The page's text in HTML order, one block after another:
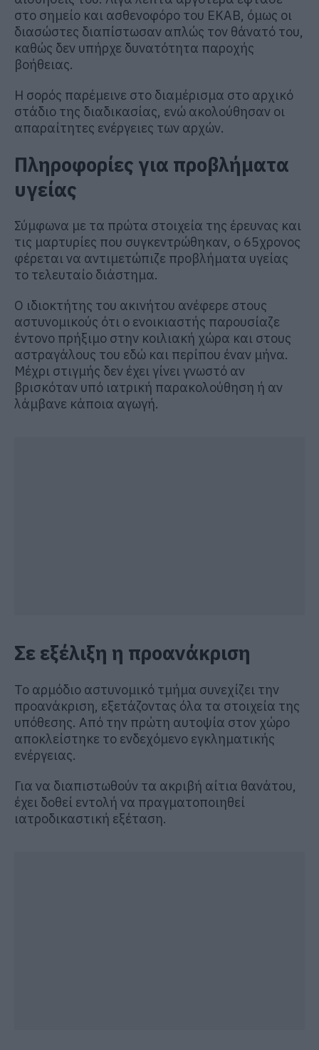
στο σημείο και ασθενοφόρο του ΕΚΑΒ, όμως οι
διασώστες διαπίστωσαν απλώς τον θάνατό του,
καθώς δεν υπήρχε δυνατότητα παροχής
βοήθειας.
Η σορός παρέμεινε στο διαμέρισμα στο αρχικό
στάδιο της διαδικασίας, ενώ ακολούθησαν οι
απαραίτητες ενέργειες των αρχών.
Πληροφορίες για προβλήματα
υγείας
Σύμφωνα με τα πρώτα στοιχεία της έρευνας και
τις μαρτυρίες που συγκεντρώθηκαν, ο 65χρονος
φέρεται να αντιμετώπιζε προβλήματα υγείας
το τελευταίο διάστημα.
Ο ιδιοκτήτης του ακινήτου ανέφερε στους
αστυνομικούς ότι ο ενοικιαστής παρουσίαζε
έντονο πρήξιμο στην κοιλιακή χώρα και στους
αστραγάλους του εδώ και περίπου έναν μήνα.
Μέχρι στιγμής δεν έχει γίνει γνωστό αν
βρισκόταν υπό ιατρική παρακολούθηση ή αν
λάμβανε κάποια αγωγή.
Σε εξέλιξη η προανάκριση
Το αρμόδιο αστυνομικό τμήμα συνεχίζει την
προανάκριση, εξετάζοντας όλα τα στοιχεία της
υπόθεσης. Από την πρώτη αυτοψία στον χώρο
αποκλείστηκε το ενδεχόμενο εγκληματικής
ενέργειας.
Για να διαπιστωθούν τα ακριβή αίτια θανάτου,
έχει δοθεί εντολή να πραγματοποιηθεί
ιατροδικαστική εξέταση.